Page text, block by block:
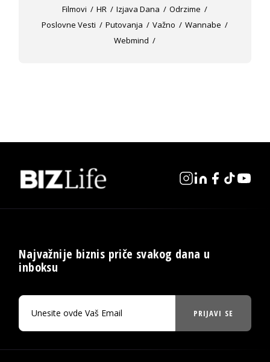
Filmovi
HR Izjava Dana
Odrzime
Poslovne Vesti
Putovanja Važno
Wannabe
Webmind
Najvažnije biznis priče svakog dana u
inboksu
PRIJAVI SE